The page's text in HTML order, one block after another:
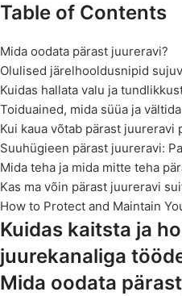
Table of Contents
Mida oodata pärast juureravi?
Olulised järelhooldusnipid
Kuidas hallata valu ja
Toiduained, mida süüa ja
Kui kaua võtab pärast juureravi
Suuhügieen pärast juureravi:
Mida teha ja mida mitte teha
Kas ma võin pärast juureravi
How to Protect and Maintain
Kuidas kaitsta ja
juurekanaliga
Mida oodata